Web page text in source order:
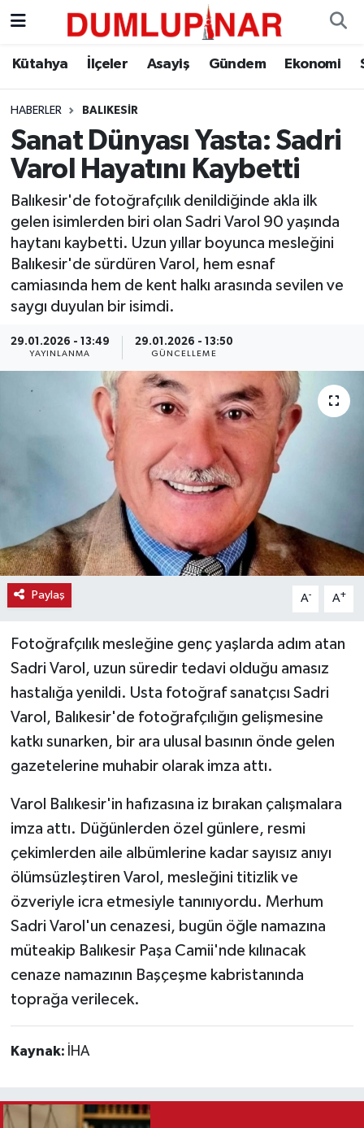
Kütahya İlçeler Asayiş Gündem Ekonomi
HABERLER BALIKESIR
Sanat Dünyası Yasta: Sadri
Varol Hayatını Kaybetti
Balıkesir'de fotoğrafçılık denildiğinde akla ilk
gelen isimlerden biri olan Sadri Varol 90 yaşında
haytanı kaybetti. Uzun yıllar boyunca mesleğini
Balıkesir'de sürdüren Varol, hem esnaf
camiasında hem de kent halkı arasında sevilen ve
saygı duyulan bir isimdi.
29.01.2026 - 13:49
YAYINLANMA
29.01.2026 - 13:50
GÜNCELLEME
Paylaş A- A+
Fotoğrafçılık mesleğine genç yaşlarda adım atan
Sadri Varol, uzun süredir tedavi olduğu amasız
hastalığa yenildi. Usta fotoğraf sanatçısı Sadri
Varol, Balıkesir'de fotoğrafçılığın gelişmesine
katkı sunarken, bir ara ulusal basının önde gelen
gazetelerine muhabir olarak imza attı.
Varol Balıkesir'in hafızasına iz bırakan çalışmalara
imza attı. Düğünlerden özel günlere, resmi
çekimlerden aile albümlerine kadar sayısız anıyı
ölümsüzleştiren Varol, mesleğini titizlik ve
özveriyle icra etmesiyle tanınıyordu. Merhum
Sadri Varol'un cenazesi, bugün öğle namazına
müteakip Balıkesir Paşa Camii'nde kılınacak
cenaze namazının Başçeşme kabristanında
toprağa verilecek.
Kaynak: İHA
Asayiş
Diğer
Dünya
Ekonomi
Eleman
Emlak
Gündem
Haber İlanlar
Kültür-Sanat
Magazin
Resmi İlanlar
Sağlık
Seri İlan
Siyaset
Spor
Teknoloji
Vasıta
Vefat Haberleri
Kütahya Hava Durumu
Kütahya Trafik Yoğunluk Haritası
Süper Lig Puan Durumu ve Fikstür
Tüm Manşetler
Son Dakika Haberleri
Haber Arşivi